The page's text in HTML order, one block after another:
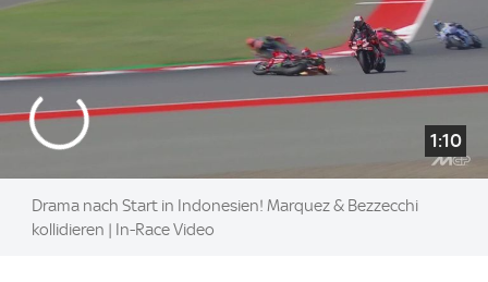
1:10
Drama nach Start in Indonesien! Marquez & Bezzecchi
kollidieren | In-Race Video